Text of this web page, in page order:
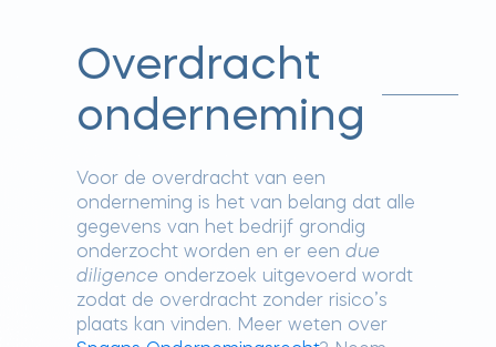
Overdracht
onderneming
Voor de overdracht van een
onderneming is het van belang dat alle
gegevens van het bedrijf grondig
onderzocht worden en er een due
diligence onderzoek uitgevoerd wordt
zodat de overdracht zonder risico’s
plaats kan vinden. Meer weten over